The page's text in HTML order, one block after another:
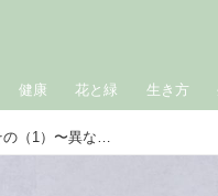
健康 花と緑 生き方
おしゃれのABC◇ 11月「異素材mixコーデ」その（1）〜異なる素材でおしゃれを格上げ〜 現役スタイリストが、おしゃれの悩みを解決｜植村美智子